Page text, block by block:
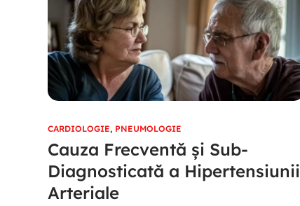
CARDIOLOGIE, PNEUMOLOGIE
Cauza Frecventă și Sub-
Diagnosticată a Hipertensiunii
Arteriale